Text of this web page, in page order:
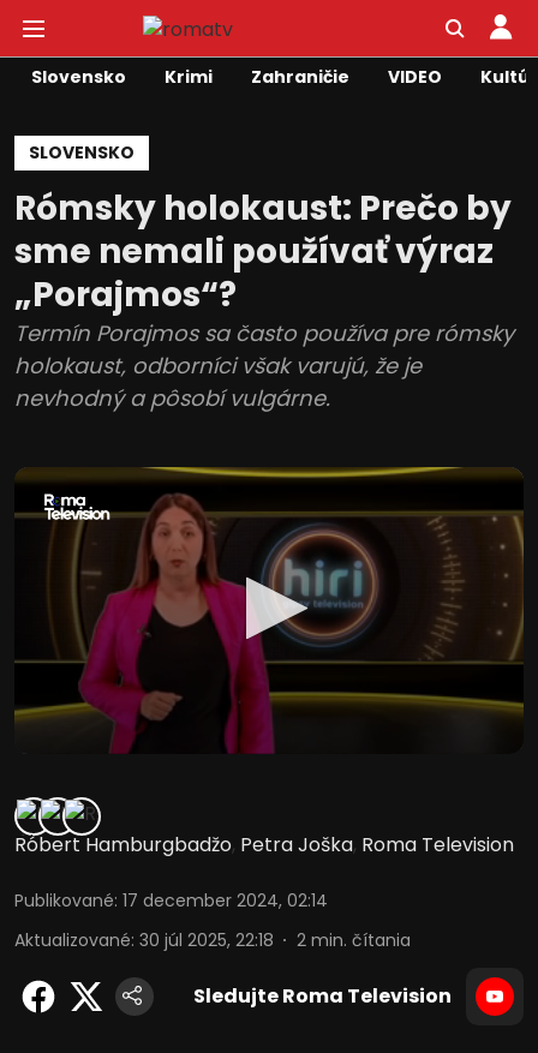
Slovensko Krimi Zahraničie VIDEO
SLOVENSKO
Rómsky holokaust: Prečo by
sme nemali používať výraz
„Porajmos“?
Termín Porajmos sa často používa pre rómsky
holokaust, odborníci však varujú, že je
nevhodný a pôsobí vulgárne.
Róbert Hamburgbadžo, Petra Joška, Roma Television
Publikované: 17 december 2024, 02:14
Aktualizované: 30 júl 2025, 22:18 2 min. čítania
Sledujte Roma Television